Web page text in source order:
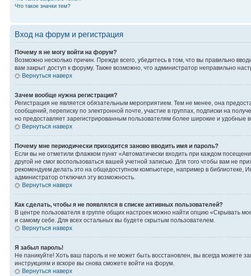
Что такое значки тем?
Вход на форум и регистрация
Почему я не могу войти на форум?
Возможно несколько причин. Прежде всего, убедитесь в том, что вы правильно
вам закрыт доступ к форуму. Также возможно, что администратор неправильно
Вернуться наверх
Зачем вообще нужна регистрация?
Регистрация не является обязательным мероприятием. Тем не менее, она
сообщений, переписку по электронной почте, участие в группах, подписки на
но предоставляет зарегистрированным пользователям более широкие и
Вернуться наверх
Почему мне периодически приходится заново вводить имя и пароль?
Если вы не отметили флажком пункт «Автоматически входить при каждом
другой не смог воспользоваться вашей учетной записью. Для того чтобы вам не
рекомендуем делать это на общедоступном компьютере, например в библиотеке,
администратор отключил эту возможность.
Вернуться наверх
Как сделать, чтобы я не появлялся в списке активных пользователей?
В центре пользователя в группе общих настроек можно найти опцию «Скрывать
и самому себе. Для всех остальных вы будете скрытым пользователем.
Вернуться наверх
Я забыл пароль!
Не паникуйте! Хоть ваш пароль и не может быть восстановлен, вы всегда можете
инструкциям и вскоре вы снова сможете войти на форум.
Вернуться наверх